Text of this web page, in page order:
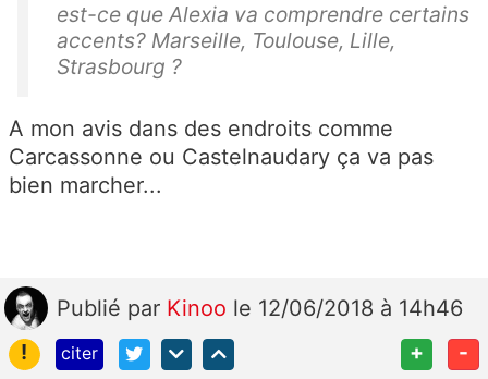
est-ce que Alexia va comprendre certains
accents? Marseille, Toulouse, Lille,
Strasbourg ?
A mon avis dans des endroits comme
Carcassonne ou Castelnaudary ça va pas
bien marcher...
Publié par Kinoo le 12/06/2018 à 14h46
!
citer + -